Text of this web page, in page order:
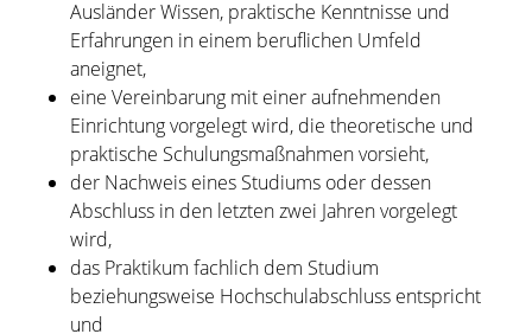
Ausländer Wissen, praktische Kenntnisse und
Erfahrungen in einem beruflichen Umfeld
aneignet,
eine Vereinbarung mit einer aufnehmenden
Einrichtung vorgelegt wird, die theoretische und
praktische Schulungsmaßnahmen vorsieht,
der Nachweis eines Studiums oder dessen
Abschluss in den letzten zwei Jahren vorgelegt
wird,
das Praktikum fachlich dem Studium
beziehungsweise Hochschulabschluss entspricht
und